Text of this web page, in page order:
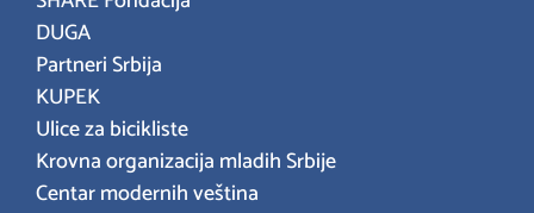
DUGA
Partneri Srbija
KUPEK
Ulice za bicikliste
Krovna organizacija mladih Srbije
Centar modernih veština